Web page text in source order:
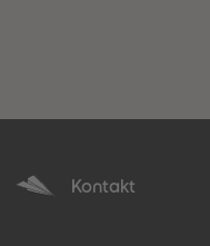
Kontakt